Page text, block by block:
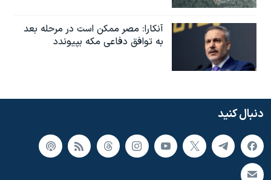
آنکارا: مصر ممکن است در مرحله بعد
به توافق دفاعی مکه بپیوندد
دنبال کنید